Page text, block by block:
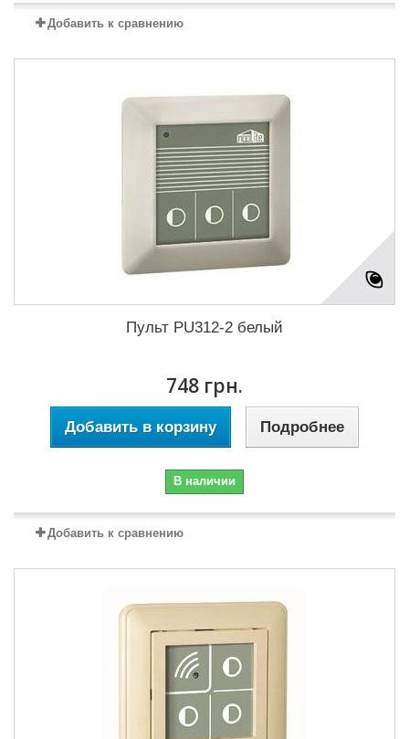
Добавить к сравнению
Пульт PU312-2 белый
748 грн.
Добавить в корзину Подробнее
В наличии
Добавить к сравнению